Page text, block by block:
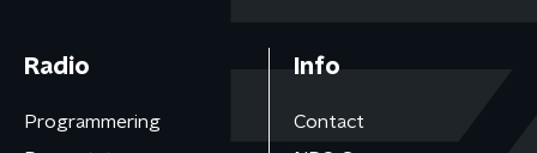
Radio
Programmering
Info
Contact